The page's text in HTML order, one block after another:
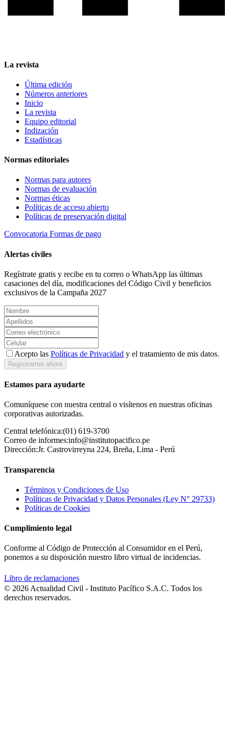
La revista
Última edición
Números anteriores
Inicio
La revista
Equipo editorial
Indización
Estadísticas
Normas editoriales
Normas para autores
Normas de evaluación
Normas éticas
Políticas de acceso abierto
Políticas de preservación digital
Convocatoria Formas de pago
Alertas civiles
Regístrate gratis y recibe en tu correo o WhatsApp las últimas
casaciones del día, modificaciones del Código Civil y beneficios
exclusivos de la Campaña 2027
Acepto las Políticas de Privacidad y el tratamiento de mis datos.
Registrarme ahora
Estamos para ayudarte
Comuníquese con nuestra central o visítenos en nuestras oficinas
corporativas autorizadas.
Central telefónica:(01) 619-3700
Correo de informes:info@institutopacifico.pe
Dirección:Jr. Castrovirreyna 224, Breña, Lima - Perú
Transparencia
Términos y Condiciones de Uso
Políticas de Privacidad y Datos Personales (Ley N° 29733)
Políticas de Cookies
Cumplimiento legal
Conforme al Código de Protección al Consumidor en el Perú,
ponemos a su disposición nuestro libro virtual de incidencias.
Libro de reclamaciones
© 2026 Actualidad Civil - Instituto Pacífico S.A.C. Todos los
derechos reservados.